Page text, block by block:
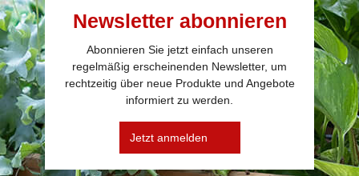
Newsletter abonnieren
Abonnieren Sie jetzt einfach unseren
regelmäßig erscheinenden Newsletter, um
rechtzeitig über neue Produkte und Angebote
informiert zu werden.
Jetzt anmelden